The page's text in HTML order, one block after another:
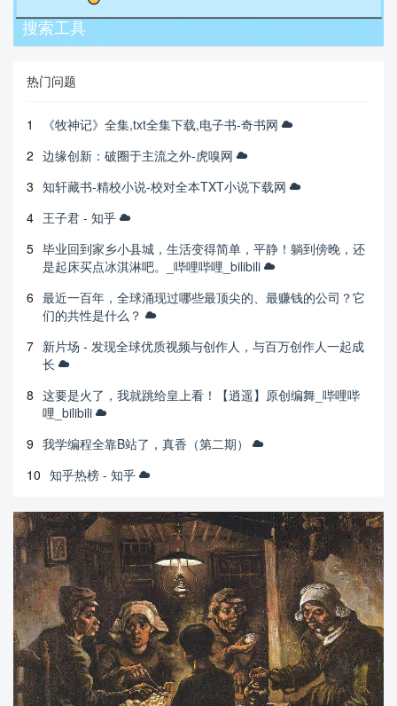
搜索工具
热门问题
1
《牧神记》全集,txt全集下载,电子书-奇书网
2 边缘创新：破圈于主流之外-虎嗅网
3 知轩藏书-精校小说-校对全本TXT小说下载网
4 王子君 - 知乎
5 毕业回到家乡小县城，生活变得简单，平静！躺到傍晚，还
是起床买点冰淇淋吧。_哔哩哔哩_bilibili
6 最近一百年，全球涌现过哪些最顶尖的、最赚钱的公司？它
们的共性是什么？
7 新片场 - 发现全球优质视频与创作人，与百万创作人一起成
长
8 这要是火了，我就跳给皇上看！【逍遥】原创编舞_哔哩哔
哩_bilibili
9 我学编程全靠B站了，真香（第二期）
10 知乎热榜 - 知乎